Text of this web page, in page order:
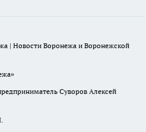
| Новости Воронежа и Воронежской
Суворов Алексей